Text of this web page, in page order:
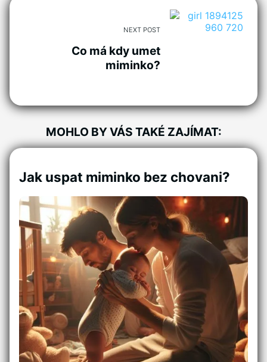
NEXT POST
Co má kdy umet
miminko?
MOHLO BY VÁS TAKÉ ZAJÍMAT:
Jak uspat miminko bez chovani?